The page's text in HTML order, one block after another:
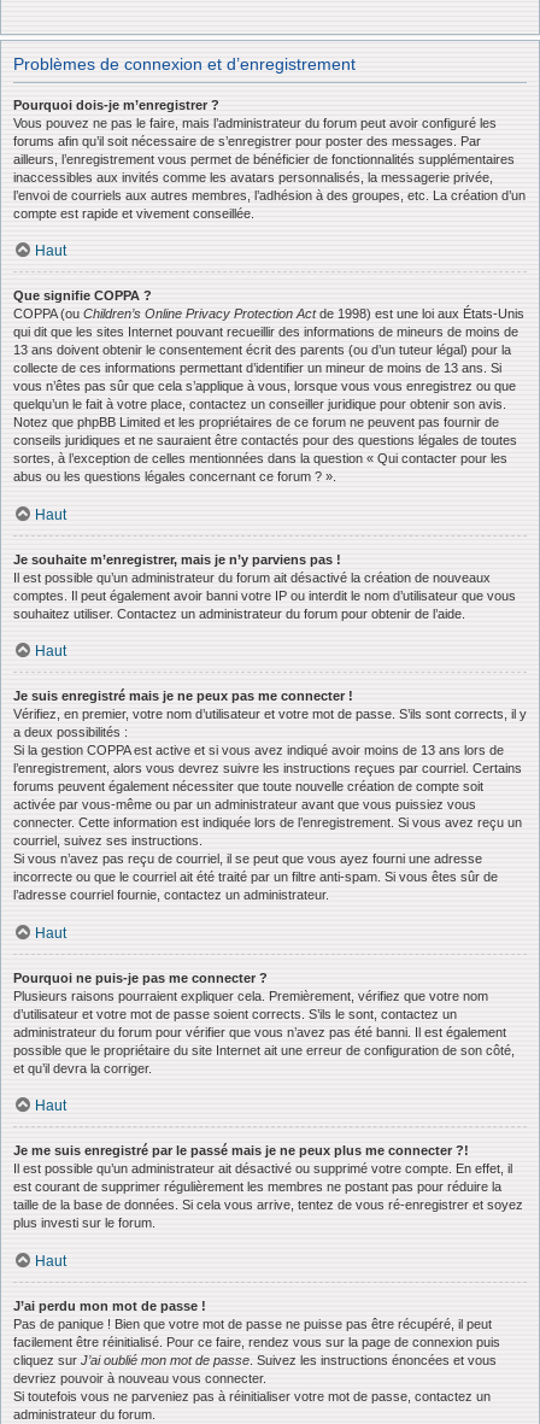
Problèmes de connexion et d’enregistrement
Pourquoi dois-je m’enregistrer ?
Vous pouvez ne pas le faire, mais l’administrateur du forum peut avoir configuré les
forums afin qu’il soit nécessaire de s’enregistrer pour poster des messages. Par
ailleurs, l’enregistrement vous permet de bénéficier de fonctionnalités supplémentaires
inaccessibles aux invités comme les avatars personnalisés, la messagerie privée,
l’envoi de courriels aux autres membres, l’adhésion à des groupes, etc. La création d’un
compte est rapide et vivement conseillée.
Haut
Que signifie COPPA ?
COPPA (ou Children’s Online Privacy Protection Actde 1998) est une loi aux États-Unis
qui dit que les sites Internet pouvant recueillir des informations de mineurs de moins de
13 ans doivent obtenir le consentement écrit des parents (ou d’un tuteur légal) pour la
collecte de ces informations permettant d’identifier un mineur de moins de 13 ans. Si
vous n’êtes pas sûr que cela s’applique à vous, lorsque vous vous enregistrez ou que
quelqu’un le fait à votre place, contactez un conseiller juridique pour obtenir son avis.
Notez que phpBB Limited et les propriétaires de ce forum ne peuvent pas fournir de
conseils juridiques et ne sauraient être contactés pour des questions légales de toutes
sortes, à l’exception de celles mentionnées dans la question « Qui contacter pour les
abus ou les questions légales concernant ce forum ? ».
Haut
Je souhaite m’enregistrer, mais je n’y parviens pas !
Il est possible qu’un administrateur du forum ait désactivé la création de nouveaux
comptes. Il peut également avoir banni votre IP ou interdit le nom d’utilisateur que vous
souhaitez utiliser. Contactez un administrateur du forum pour obtenir de l’aide.
Haut
Je suis enregistré mais je ne peux pas me connecter !
Vérifiez, en premier, votre nom d’utilisateur et votre mot de passe. S’ils sont corrects, il y
a deux possibilités :
Si la gestion COPPA est active et si vous avez indiqué avoir moins de 13 ans lors de
l’enregistrement, alors vous devrez suivre les instructions reçues par courriel. Certains
forums peuvent également nécessiter que toute nouvelle création de compte soit
activée par vous-même ou par un administrateur avant que vous puissiez vous
connecter. Cette information est indiquée lors de l’enregistrement. Si vous avez reçu un
courriel, suivez ses instructions.
Si vous n’avez pas reçu de courriel, il se peut que vous ayez fourni une adresse
incorrecte ou que le courriel ait été traité par un filtre anti-spam. Si vous êtes sûr de
l’adresse courriel fournie, contactez un administrateur.
Haut
Pourquoi ne puis-je pas me connecter ?
Plusieurs raisons pourraient expliquer cela. Premièrement, vérifiez que votre nom
d’utilisateur et votre mot de passe soient corrects. S’ils le sont, contactez un
administrateur du forum pour vérifier que vous n’avez pas été banni. Il est également
possible que le propriétaire du site Internet ait une erreur de configuration de son côté,
et qu’il devra la corriger.
Haut
Je me suis enregistré par le passé mais je ne peux plus me connecter ?!
Il est possible qu’un administrateur ait désactivé ou supprimé votre compte. En effet, il
est courant de supprimer régulièrement les membres ne postant pas pour réduire la
taille de la base de données. Si cela vous arrive, tentez de vous ré-enregistrer et soyez
plus investi sur le forum.
Haut
J’ai perdu mon mot de passe !
Pas de panique ! Bien que votre mot de passe ne puisse pas être récupéré, il peut
facilement être réinitialisé. Pour ce faire, rendez vous sur la page de connexion puis
cliquez sur J’ai oublié mon mot de passe . Suivez les instructions énoncées et vous
devriez pouvoir à nouveau vous connecter.
Si toutefois vous ne parveniez pas à réinitialiser votre mot de passe, contactez un
administrateur du forum.